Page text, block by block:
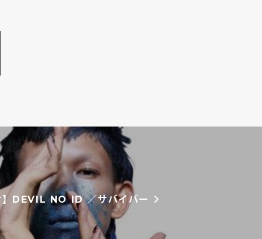
】DEVIL NO ID ／サバイバー